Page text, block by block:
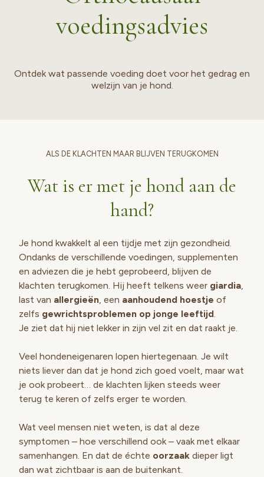
voedingsadvies
Ontdek wat passende voeding doet voor het gedrag en
welzijn van je hond.
ALS DE KLACHTEN MAAR BLIJVEN TERUGKOMEN
Wat is er met je hond aan de
hand?
Je hond kwakkelt al een tijdje met zijn gezondheid.
Ondanks de verschillende voedingen, supplementen
en adviezen die je hebt geprobeerd, blijven de
klachten terugkomen. Hij heeft telkens weer giardia,
last van allergieën, een aanhoudend hoestje of
zelfs gewrichtsproblemen op jonge leeftijd.
Je ziet dat hij niet lekker in zijn vel zit en dat raakt je.
Veel hondeneigenaren lopen hiertegenaan. Je wilt
niets liever dan dat je hond zich goed voelt, maar wat
je ook probeert… de klachten lijken steeds weer
terug te keren of zelfs erger te worden.
Wat veel mensen niet weten, is dat al deze
symptomen – hoe verschillend ook – vaak met elkaar
samenhangen. En dat de échte oorzaak dieper ligt
dan wat zichtbaar is aan de buitenkant.